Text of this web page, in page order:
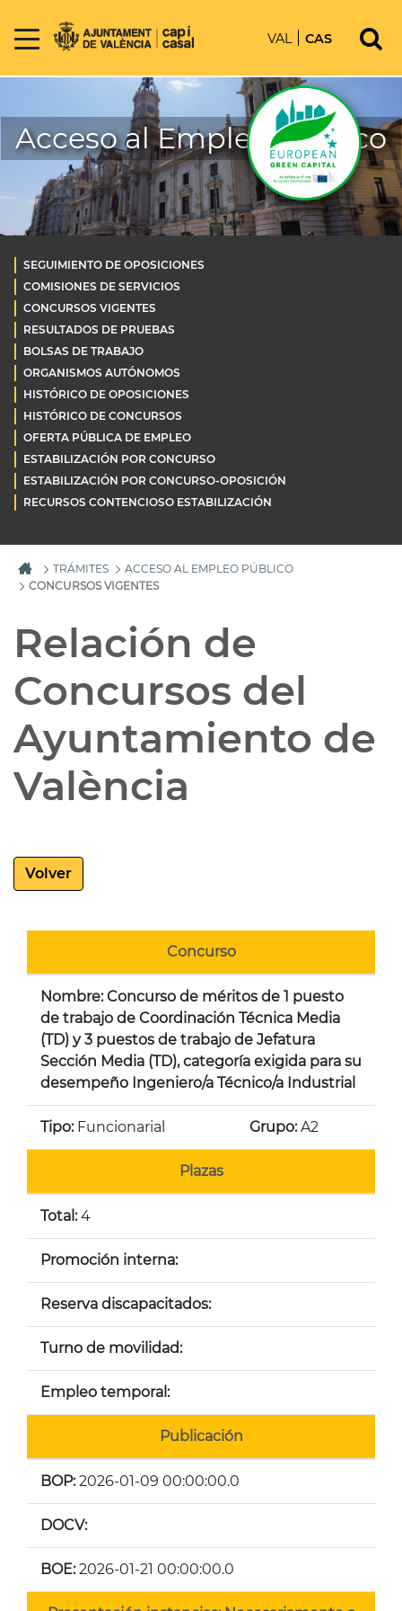
VAL CAS
Acceso al Empleo Público
SEGUIMIENTO DE OPOSICIONES
COMISIONES DE SERVICIOS
CONCURSOS VIGENTES
RESULTADOS DE PRUEBAS
BOLSAS DE TRABAJO
ORGANISMOS AUTÓNOMOS
HISTÓRICO DE OPOSICIONES
HISTÓRICO DE CONCURSOS
OFERTA PÚBLICA DE EMPLEO
ESTABILIZACIÓN POR CONCURSO
ESTABILIZACIÓN POR CONCURSO-OPOSICIÓN
RECURSOS CONTENCIOSO ESTABILIZACIÓN
TRÁMITES
ACCESO AL EMPLEO PÚBLICO
CONCURSOS VIGENTES
Relación de
Concursos del
Ayuntamiento de
València
Volver
Concurso
Nombre: Concurso de méritos de 1 puesto
de trabajo de Coordinación Técnica Media
(TD) y 3 puestos de trabajo de Jefatura
Sección Media (TD), categoría exigida para su
desempeño Ingeniero/a Técnico/a Industrial
Tipo:Funcionarial Grupo:A2
Plazas
Total:4
Promoción interna:
Reserva discapacitados:
Turno de movilidad:
Empleo temporal:
Publicación
BOP:2026-01-09 00:00:00.0
DOCV:
BOE:2026-01-21 00:00:00.0